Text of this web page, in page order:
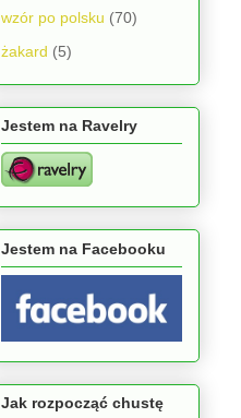
wzór po polsku (70)
żakard (5)
Jestem na Ravelry
Jestem na Facebooku
Jak rozpocząć chustę